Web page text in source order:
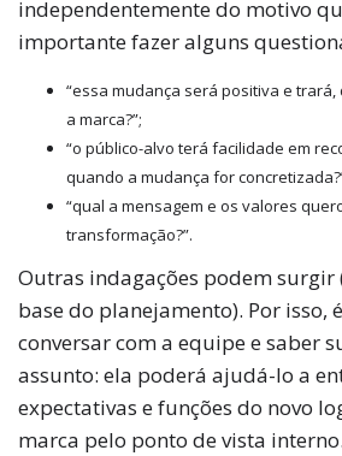
independentemente do motivo
importante fazer alguns
“essa mudança será positiva e
a marca?”;
“o público-alvo terá facilidade em
quando a mudança for
“qual a mensagem e os valores
transformação?”.
Outras indagações podem surgir
base do planejamento). Por isso,
conversar com a equipe e saber
assunto: ela poderá ajudá-lo a
expectativas e funções do novo
marca pelo ponto de vista interno.